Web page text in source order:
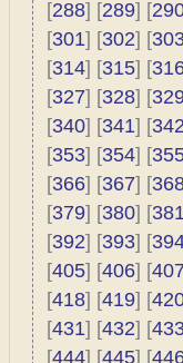
[288] [289] [
[301] [302] [
[314] [315] [
[327] [328] [
[340] [341] [
[353] [354] [
[366] [367] [
[379] [380] [
[392] [393] [
[405] [406] [
[418] [419] [
[431] [432] [
[444] [445] [